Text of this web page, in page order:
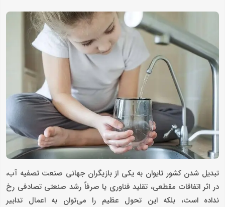
تبدیل شدن کشور تایوان به یکی از بازیگران جهانی صنعت تصفیه آب،
در اثر اتفاقات مقطعی، تقلید فناوری یا صرفاً رشد صنعتی تصادفی رخ
نداده است، بلکه این تحول عظیم را می‌توان به اعمال تدابیر